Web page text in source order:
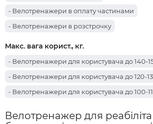
- Велотренажери в оплату частинами
- Велотренажери в розстрочку
Макс. вага корист., кг.
- Велотренажери для користувача до 140-
- Велотренажери для користувача до 120-
- Велотренажери для користувача до 100-
Велотренажер для